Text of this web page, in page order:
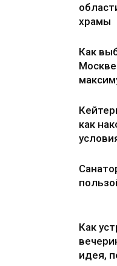
храмы
Как
как
Как
идея,